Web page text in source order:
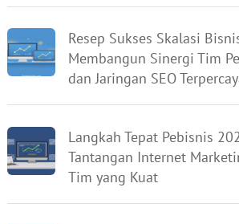
Resep Sukses Skalasi
Membangun Sinergi Tim
dan Jaringan SEO
Langkah Tepat Pebisnis
Tantangan Internet
Tim yang Kuat